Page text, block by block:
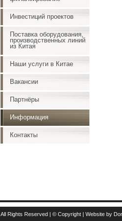
Инвестиций проектов
Поставка оборудования,
производственных линий
из Китая
Наши услуги в Китае
Вакансии
Партнёры
Информация
Контакты
All Rights Reserved | © Copyright | Website by